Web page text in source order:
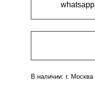
whatsapp
В наличии: г. Москва